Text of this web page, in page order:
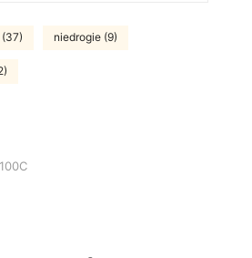
niedrogie (9)
100C